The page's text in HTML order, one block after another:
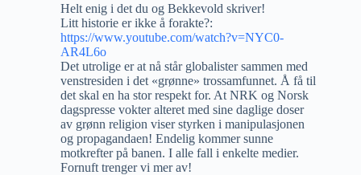
Helt enig i det du og Bekkevold skriver!
Litt historie er ikke å forakte?:
https://www.youtube.com/watch?v=NYC0-
AR4L6o
Det utrolige er at nå står globalister sammen med
venstresiden i det «grønne» trossamfunnet. Å få til
det skal en ha stor respekt for. At NRK og Norsk
dagspresse vokter alteret med sine daglige doser
av grønn religion viser styrken i manipulasjonen
og propagandaen! Endelig kommer sunne
motkrefter på banen. I alle fall i enkelte medier.
Fornuft trenger vi mer av!